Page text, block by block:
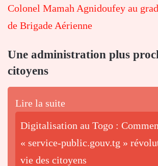
Colonel Mamah Agnidoufey au
de Brigade Aérienne
Une administration plus
citoyens
Lire la suite
Digitalisation au Togo :
« service-public.gouv.tg »
vie des citoyens